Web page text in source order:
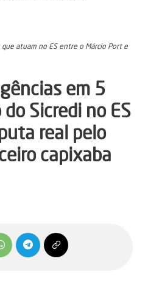
atuam no ES entre o Márcio Port e
em 5
Sicredi no ES
real pelo
capixaba